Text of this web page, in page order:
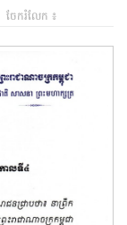
ចែករំលែក ៖